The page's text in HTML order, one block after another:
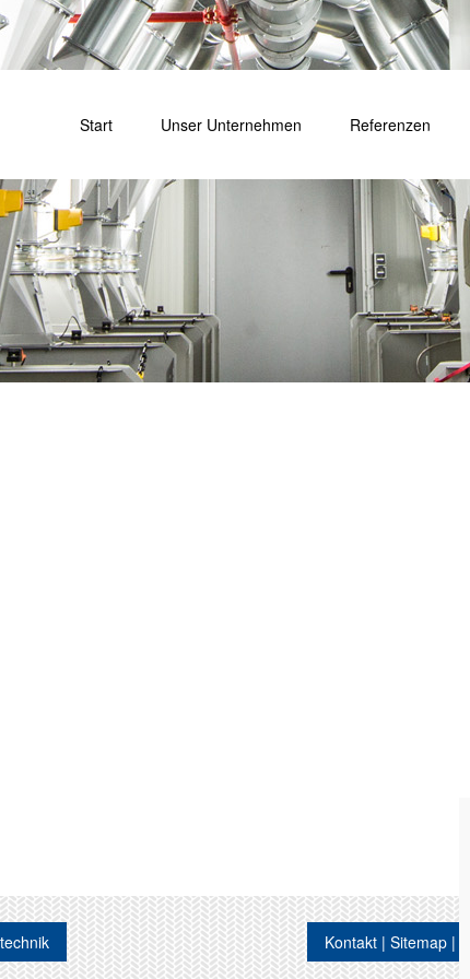
Start Unser Unternehmen Referenzen
Kontakt Sitemap